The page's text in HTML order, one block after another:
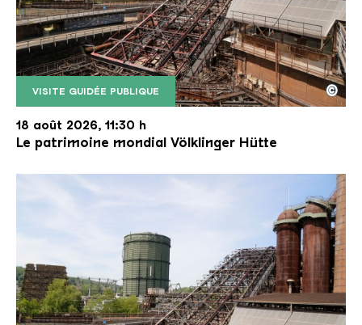
VISITE GUIDÉE PUBLIQUE
Le monte-charge incliné de la Völklinger Hütte
Copyright: Weltkulturerbe Völklinger Hütte | Karl
©
18 août 2026, 11:30 h
Le patrimoine mondial Völklinger Hütte